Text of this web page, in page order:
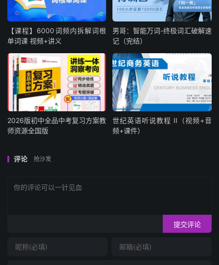
【课程】6000词频内拆解词根
单词课 视频+讲义
男哥：智能万词-终极词汇破解速
记（完结）
2026版初中全品中考复习方案教
师资源全国版
世纪英语听说教程 II（视频+音
频+课件）
评论 抢沙发
提交评论